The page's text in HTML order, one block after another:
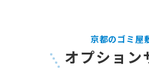
京都のゴミ屋
オプション